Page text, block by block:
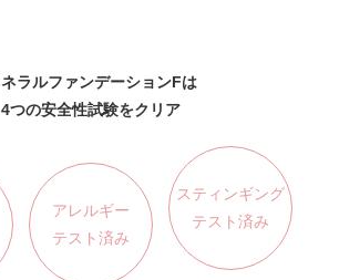
ネラルファンデーションFは
4つの安全性試験をクリア
アレルギー
テスト済み
スティンギング
テスト済み